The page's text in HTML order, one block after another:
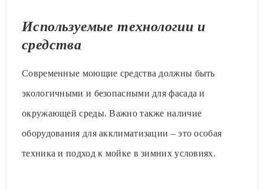
Используемые технологии и
средства
Современные моющие средства должны быть
экологичными и безопасными для фасада и
окружающей среды. Важно также наличие
оборудования для акклиматизации – это особая
техника и подход к мойке в зимних условиях.